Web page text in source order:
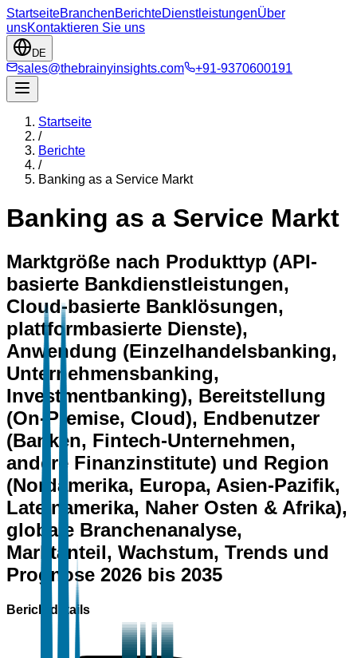
StartseiteBranchenBerichteDienstleistungenÜber
unsKontaktieren Sie uns
DE
sales@thebrainyinsights.com +91-9370600191
Startseite
/
Berichte
/
Banking as a Service Markt
Banking as a Service Markt
Marktgröße nach Produkttyp (API-
basierte Bankdienstleistungen,
Cloud-basierte Banklösungen,
plattformbasierte Dienste),
Anwendung (Einzelhandelsbanking,
Unternehmensbanking,
Investmentbanking), Bereitstellung
(On-Premise, Cloud), Endbenutzer
(Banken, Fintech-Unternehmen,
andere Finanzinstitute) und Region
(Nordamerika, Europa, Asien-Pazifik,
Lateinamerika, Naher Osten & Afrika),
globale Branchenanalyse,
Marktanteil, Wachstum, Trends und
Prognose 2026 bis 2035
Berichtdetails